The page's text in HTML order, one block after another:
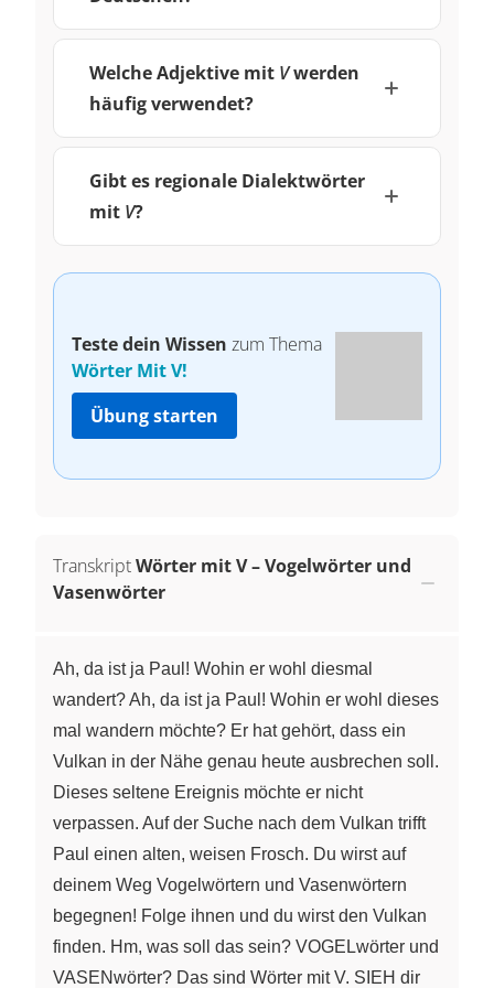
Welche Adjektive mit Vwerden
häufig verwendet?
Gibt es regionale Dialektwörter
mit V?
Teste dein Wissen zum Thema
Wörter Mit V!
Übung starten
TranskriptWörter mit V – Vogelwörter und
Vasenwörter
Ah, da ist ja Paul! Wohin er wohl diesmal
wandert? Ah, da ist ja Paul! Wohin er wohl dieses
mal wandern möchte? Er hat gehört, dass ein
Vulkan in der Nähe genau heute ausbrechen soll.
Dieses seltene Ereignis möchte er nicht
verpassen. Auf der Suche nach dem Vulkan trifft
Paul einen alten, weisen Frosch. Du wirst auf
deinem Weg Vogelwörtern und Vasenwörtern
begegnen! Folge ihnen und du wirst den Vulkan
finden. Hm, was soll das sein? VOGELwörter und
VASENwörter? Das sind Wörter mit V. SIEH dir